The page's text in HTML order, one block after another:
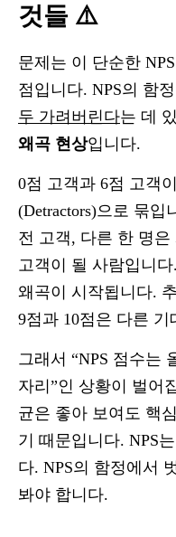
것들 ⚠️
문제는 이 단순한
점입니다. NPS의 함
두 가려버린다는 데
왜곡 현상입니다.
0점 고객과 6점 고객
(Detractors)으로 묶입
전 고객, 다른 한 명
고객이 될 사람입니
왜곡이 시작됩니다.
9점과 10점은 다른
그래서 “NPS 점수는
자리”인 상황이 벌어
균은 좋아 보여도 핵
기 때문입니다. NPS는
다. NPS의 함정에서
봐야 합니다.